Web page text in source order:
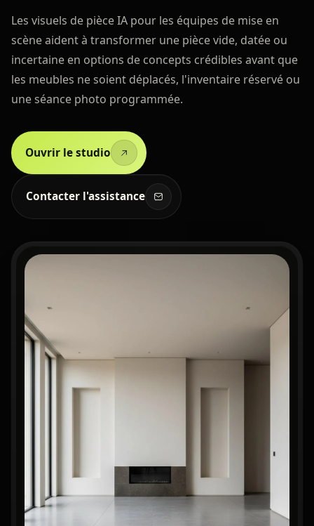
Les visuels de pièce IA pour les équipes de mise en
scène aident à transformer une pièce vide, datée ou
incertaine en options de concepts crédibles avant que
les meubles ne soient déplacés, l'inventaire réservé ou
une séance photo programmée.
Ouvrir le studio
Contacter l'assistance